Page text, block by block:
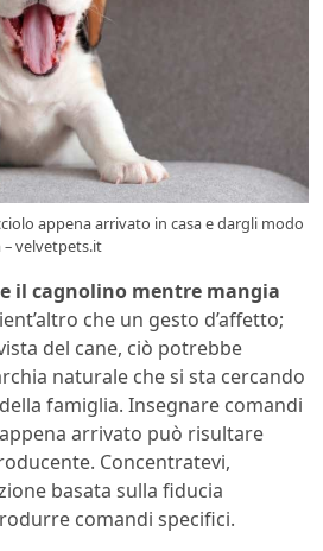
appena arrivato in casa e dargli modo
– velvetpets.it
il cagnolino mentre mangia
che un gesto d’affetto;
del cane, ciò potrebbe
naturale che si sta cercando
famiglia. Insegnare comandi
arrivato può risultare
Concentratevi,
basata sulla fiducia
comandi specifici.